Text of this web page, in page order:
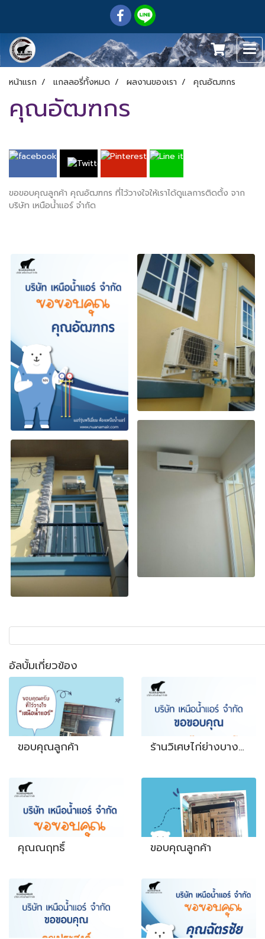
หน้าแรก แกลลอรี่ทั้งหมด ผลงานของเรา คุณอัฒฑกร
คุณอัฒฑกร
ขอขอบคุณลูกค้า คุณอัฒฑกร ที่ไว้วางใจให้เราได้ดูแลการติดตั้ง จาก
บริษัท เหนือน้ำแอร์ จำกัด
อัลบั้มเกี่ยวข้อง
ขอบคุณลูกค้า ร้านวิเศษไก่ย่างบางโพ
คุณณฤทธิ์ ขอบคุณลูกค้า